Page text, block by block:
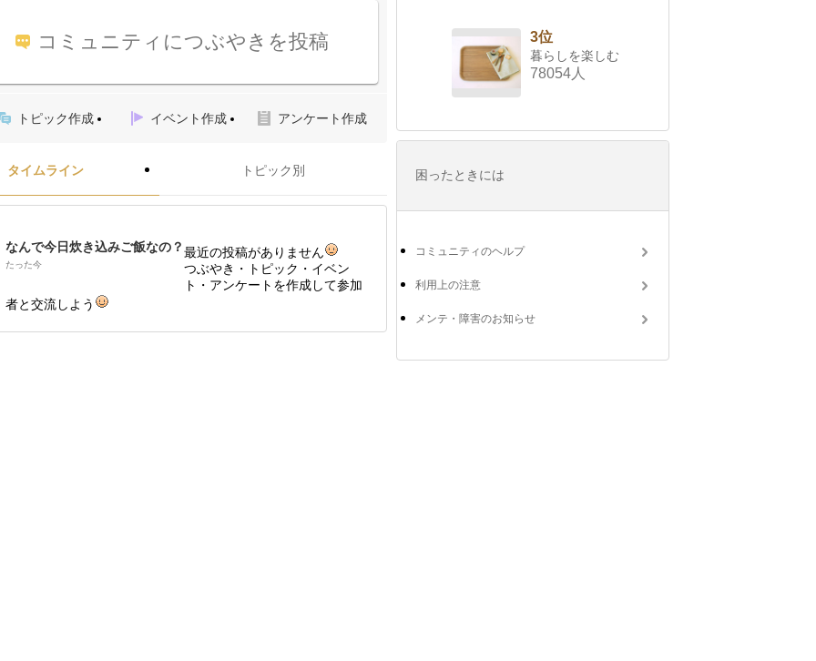
コミュニティにつぶやきを投稿
トピック作成 イベント作成 アンケート作成
タイムライン トピック別
なんで今日炊き込みご飯なの？
たった今
最近の投稿がありません
つぶやき・トピック・イベン
ト・アンケートを作成して参加
者と交流しよう
3位
暮らしを楽しむ
78054人
困ったときには
コミュニティのヘルプ
利用上の注意
メンテ・障害のお知らせ